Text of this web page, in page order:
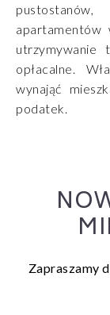
apartamentów
utrzymywanie
opłacalne.
wynająć
podatek.
Zapraszamy